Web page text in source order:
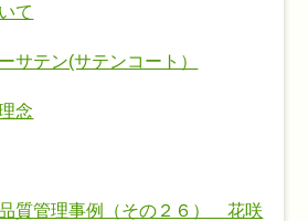
て
テン(サテンコート）
念
質管理事例（その２６） 花咲